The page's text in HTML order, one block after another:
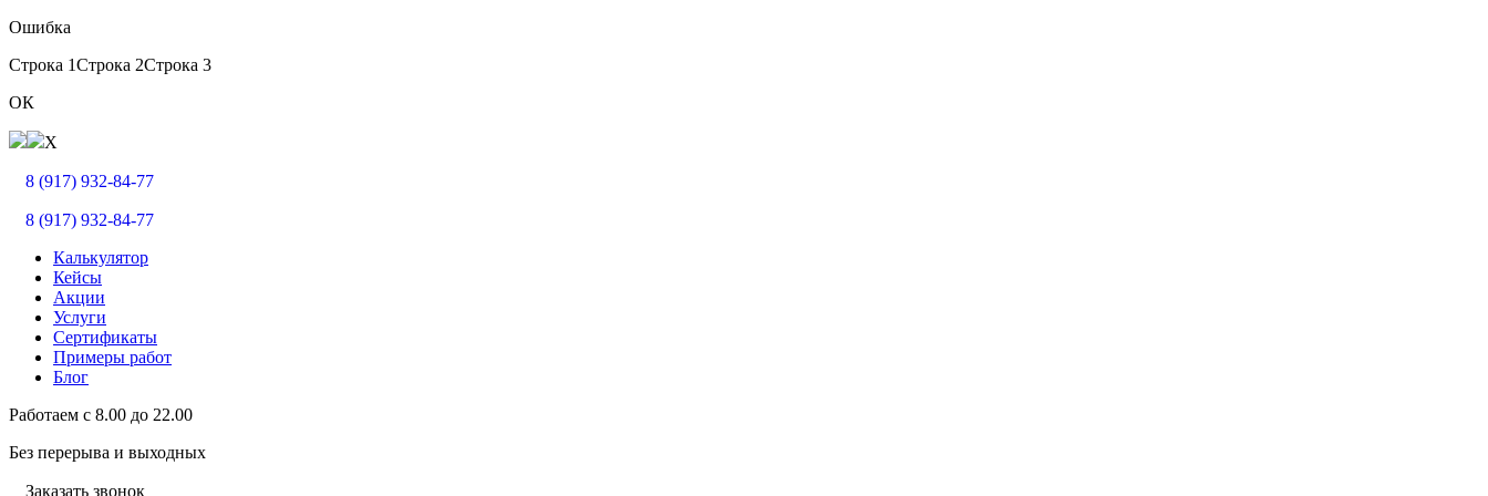
Ошибка
Строка 1Строка 2Строка 3
ОК
X
8 (917) 932-84-77
8 (917) 932-84-77
Калькулятор
Кейсы
Акции
Услуги
Сертификаты
Примеры работ
Блог
Работаем с 8.00 до 22.00
Без перерыва и выходных
Заказать звонок